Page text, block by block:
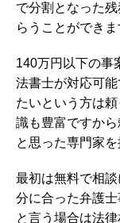
で分割となった
らうことができま
140万円以下の事
法書士が対応可
たいという方は
識も豊富ですか
と思った専門家
最初は無料で相
分に合った弁護
と言う場合は法